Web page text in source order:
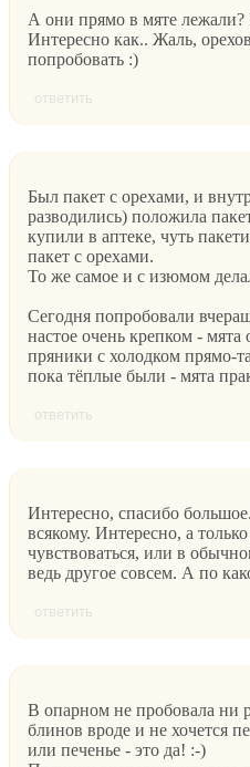
А они прямо в мяте
Интересно как.. Жаль,
попробовать :)
ответить
Был пакет с орехами, и
разводились) положила
купили в аптеке, чуть
пакет с орехами.
То же самое и с изюмом
Сегодня попробовали
настое очень крепком - мята
пряники с холодком прямо-
пока тёплые были - мята
ответить
Интересно, спасибо
всякому. Интересно, а
чувствоваться, или в
ведь другое совсем. А по
ответить
В опарном не пробовала ни
блинов вроде и не хочется
или печенье - это да! :-)